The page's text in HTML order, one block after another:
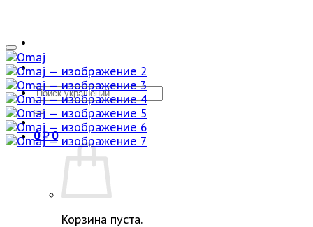
Искать:
0₽ 0
Корзина пуста.